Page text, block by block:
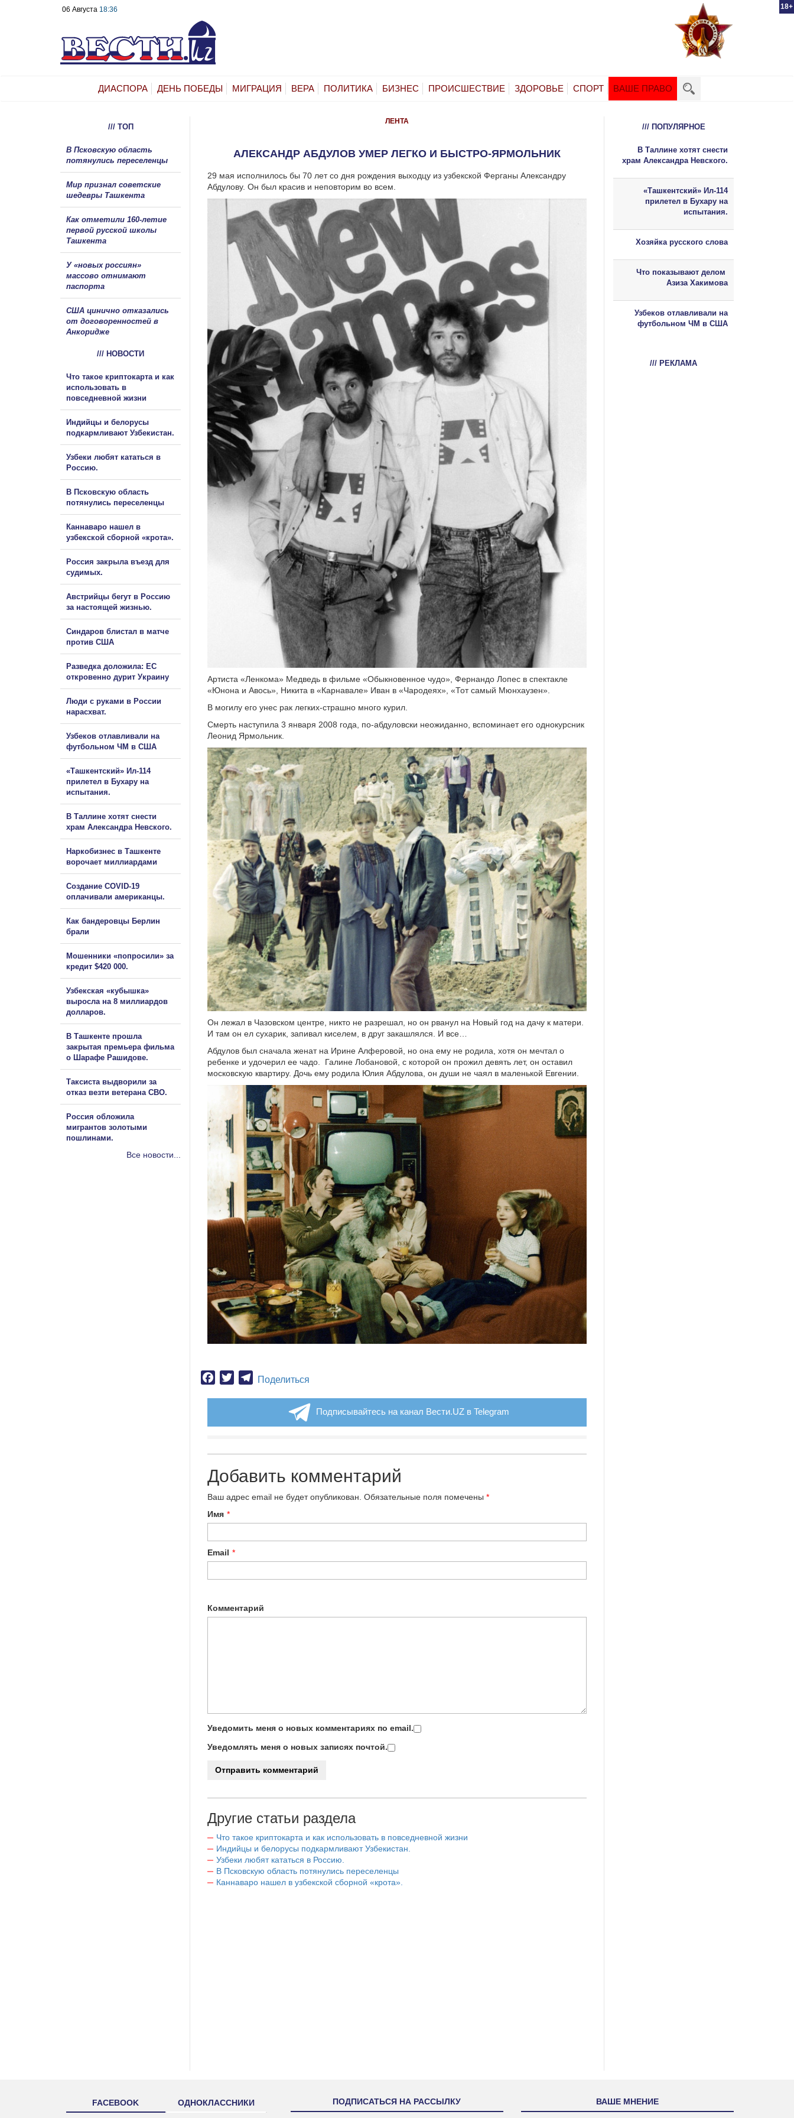
18+
06 Августа 18:36
ДИАСПОРА ДЕНЬ ПОБЕДЫ МИГРАЦИЯ ВЕРА ПОЛИТИКА БИЗНЕС ПРОИСШЕСТВИЕ ЗДОРОВЬЕ СПОРТ ВАШЕ ПРАВО
ЛЕНТА
АЛЕКСАНДР АБДУЛОВ УМЕР ЛЕГКО И БЫСТРО-ЯРМОЛЬНИК
29 мая исполнилось бы 70 лет со дня рождения выходцу из узбекской Ферганы Александру
Абдулову. Он был красив и неповторим во всем.
Артиста «Ленкома» Медведь в фильме «Обыкновенное чудо», Фернандо Лопес в спектакле
«Юнона и Авось», Никита в «Карнавале» Иван в «Чародеях», «Тот самый Мюнхаузен».
В могилу его унес рак легких-страшно много курил.
Смерть наступила 3 января 2008 года, по-абдуловски неожиданно, вспоминает его однокурсник
Леонид Ярмольник.
Он лежал в Чазовском центре, никто не разрешал, но он рванул на Новый год на дачу к матери.
И там он ел сухарик, запивал киселем, в друг закашлялся. И все…
Абдулов был сначала женат на Ирине Алферовой, но она ему не родила, хотя он мечтал о
ребенке и удочерил ее чадо. Галине Лобановой, с которой он прожил девять лет, он оставил
московскую квартиру. Дочь ему родила Юлия Абдулова, он души не чаял в маленькой Евгении.
Facebook
TwitterTelegram
Поделиться
Подписывайтесь на канал Вести.UZ в Telegram
Добавить комментарий
Ваш адрес email не будет опубликован. Обязательные поля помечены *
Имя *
Email *
Комментарий
Уведомить меня о новых комментариях по email.
Уведомлять меня о новых записях почтой.
Другие статьи раздела
Что такое криптокарта и как использовать в повседневной жизни
Индийцы и белорусы подкармливают Узбекистан.
Узбеки любят кататься в Россию.
В Псковскую область потянулись переселенцы
Каннаваро нашел в узбекской сборной «крота».
/// ТОП
В Псковскую область
потянулись переселенцы
Мир признал советские
шедевры Ташкента
Как отметили 160-летие
первой русской школы
Ташкента
У «новых россиян»
массово отнимают
паспорта
США цинично отказались
от договоренностей в
Анкоридже
/// НОВОСТИ
Что такое криптокарта и как
использовать в
повседневной жизни
Индийцы и белорусы
подкармливают Узбекистан.
Узбеки любят кататься в
Россию.
В Псковскую область
потянулись переселенцы
Каннаваро нашел в
узбекской сборной «крота».
Россия закрыла въезд для
судимых.
Австрийцы бегут в Россию
за настоящей жизнью.
Синдаров блистал в матче
против США
Разведка доложила: ЕС
откровенно дурит Украину
Люди с руками в России
нарасхват.
Узбеков отлавливали на
футбольном ЧМ в США
«Ташкентский» Ил-114
прилетел в Бухару на
испытания.
В Таллине хотят снести
храм Александра Невского.
Наркобизнес в Ташкенте
ворочает миллиардами
Создание COVID-19
оплачивали американцы.
Как бандеровцы Берлин
брали
Мошенники «попросили» за
кредит $420 000.
Узбекская «кубышка»
выросла на 8 миллиардов
долларов.
В Ташкенте прошла
закрытая премьера фильма
о Шарафе Рашидове.
Таксиста выдворили за
отказ везти ветерана СВО.
Россия обложила
мигрантов золотыми
пошлинами.
Все новости...
/// ПОПУЛЯРНОЕ
В Таллине хотят снести
храм Александра Невского.
«Ташкентский» Ил-114
прилетел в Бухару на
испытания.
Хозяйка русского слова
Что показывают делом
Азиза Хакимова
Узбеков отлавливали на
футбольном ЧМ в США
/// РЕКЛАМА
FACEBOOK ОДНОКЛАССНИКИ ПОДПИСАТЬСЯ НА РАССЫЛКУ ВАШЕ МНЕНИЕ